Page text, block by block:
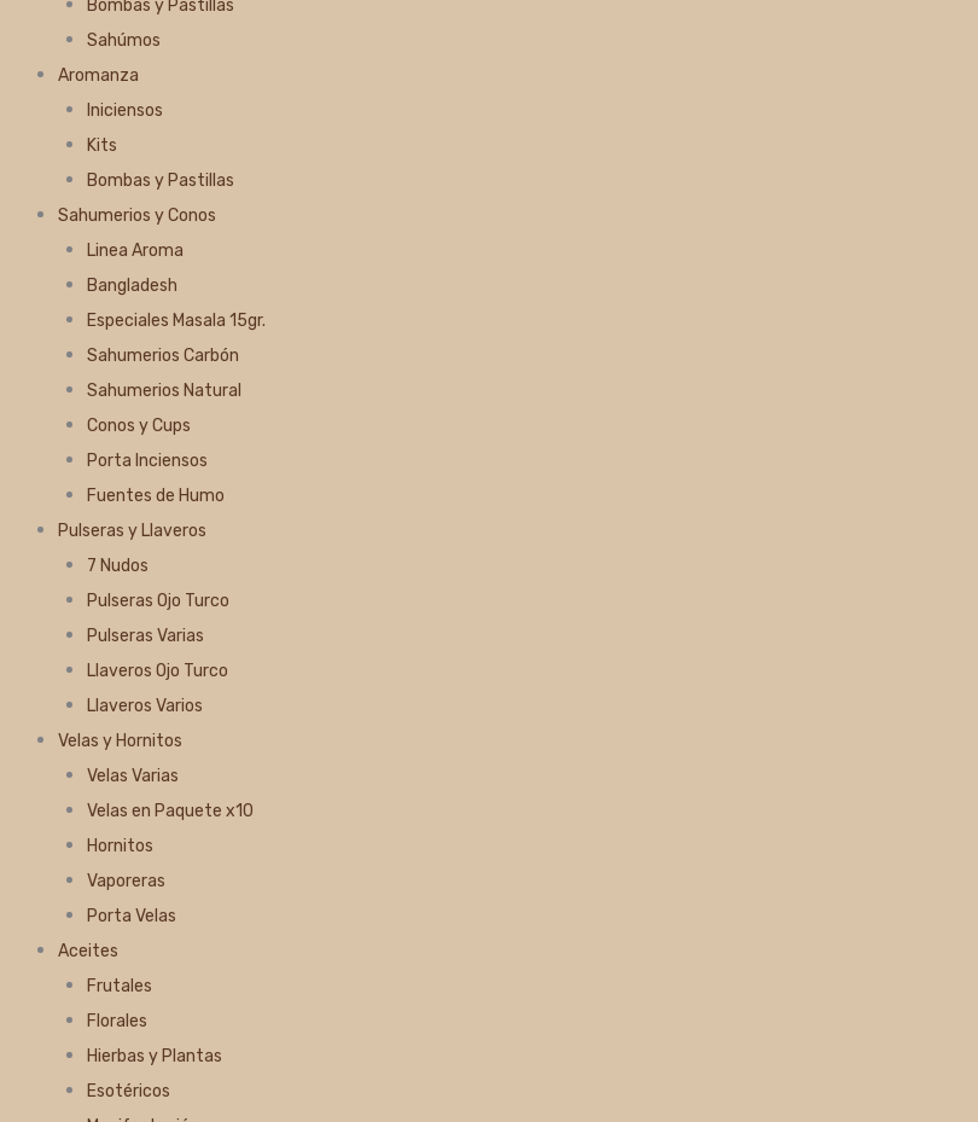
Bombas y Pastillas
Sahúmos
Aromanza
Iniciensos
Kits
Bombas y Pastillas
Sahumerios y Conos
Linea Aroma
Bangladesh
Especiales Masala 15gr.
Sahumerios Carbón
Sahumerios Natural
Conos y Cups
Porta Inciensos
Fuentes de Humo
Pulseras y Llaveros
7 Nudos
Pulseras Ojo Turco
Pulseras Varias
Llaveros Ojo Turco
Llaveros Varios
Velas y Hornitos
Velas Varias
Velas en Paquete x10
Hornitos
Vaporeras
Porta Velas
Aceites
Frutales
Florales
Hierbas y Plantas
Esotéricos